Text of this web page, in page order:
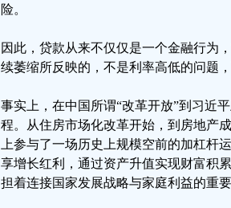
险。
因此，贷款从来不仅仅是一个金融行为
续萎缩所反映的，不是利率高低的问题
事实上，在中国所谓“改革开放”到习近
程。从住房市场化改革开始，到房地产
上参与了一场历史上规模空前的加杠杆
享增长红利，通过资产升值实现财富积
担着连接国家发展战略与家庭利益的重要